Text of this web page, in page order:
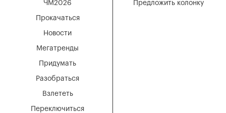
Мегатренды
Придумать
Разобраться
Взлететь
Новости
Переключиться
ЧМ2026
Прокачаться
Предложить колонку